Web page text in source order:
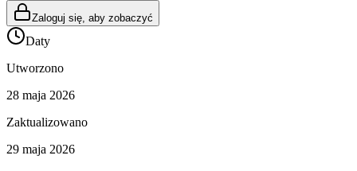
Zaloguj się, aby zobaczyć
Daty
Utworzono
28 maja 2026
Zaktualizowano
29 maja 2026